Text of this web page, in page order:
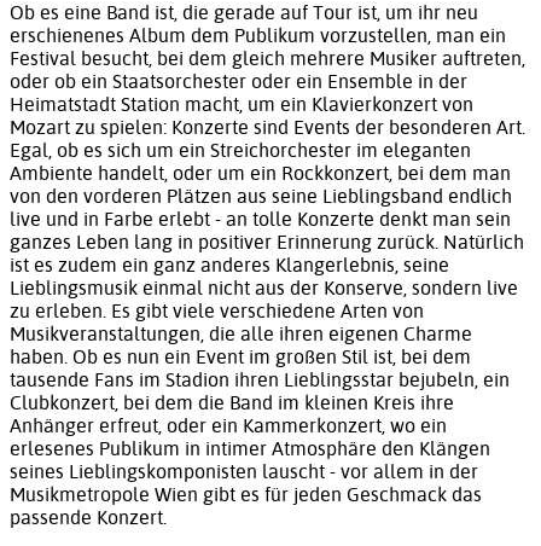
Ob es eine Band ist, die gerade auf Tour ist, um ihr neu
erschienenes Album dem Publikum vorzustellen, man ein
Festival besucht, bei dem gleich mehrere Musiker auftreten,
oder ob ein Staatsorchester oder ein Ensemble in der
Heimatstadt Station macht, um ein Klavierkonzert von
Mozart zu spielen: Konzerte sind Events der besonderen Art.
Egal, ob es sich um ein Streichorchester im eleganten
Ambiente handelt, oder um ein Rockkonzert, bei dem man
von den vorderen Plätzen aus seine Lieblingsband endlich
live und in Farbe erlebt - an tolle Konzerte denkt man sein
ganzes Leben lang in positiver Erinnerung zurück. Natürlich
ist es zudem ein ganz anderes Klangerlebnis, seine
Lieblingsmusik einmal nicht aus der Konserve, sondern live
zu erleben. Es gibt viele verschiedene Arten von
Musikveranstaltungen, die alle ihren eigenen Charme
haben. Ob es nun ein Event im großen Stil ist, bei dem
tausende Fans im Stadion ihren Lieblingsstar bejubeln, ein
Clubkonzert, bei dem die Band im kleinen Kreis ihre
Anhänger erfreut, oder ein Kammerkonzert, wo ein
erlesenes Publikum in intimer Atmosphäre den Klängen
seines Lieblingskomponisten lauscht - vor allem in der
Musikmetropole Wien gibt es für jeden Geschmack das
passende Konzert.